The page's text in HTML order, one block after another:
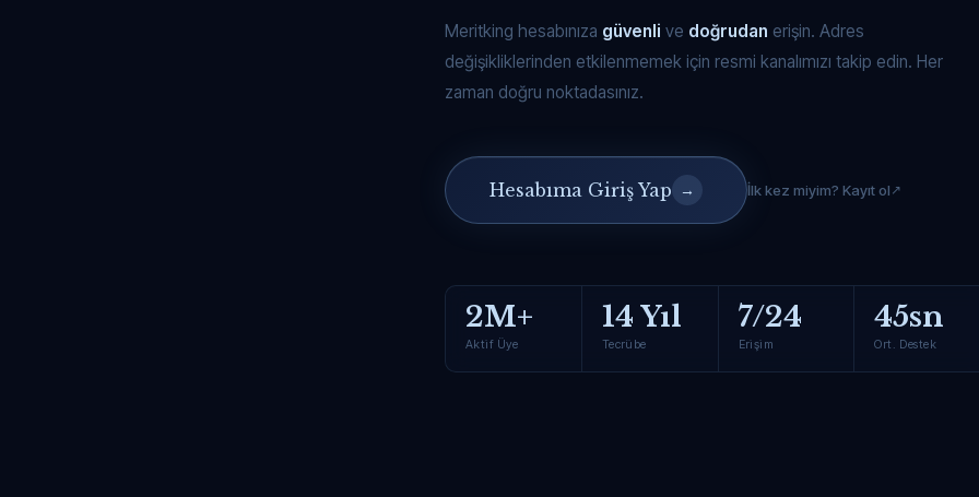
Meritking hesabınıza güvenli ve doğrudan erişin. Adres
değişikliklerinden etkilenmemek için resmi kanalımızı takip edin. Her
zaman doğru noktadasınız.
Hesabıma Giriş Yap → İlk kez miyim? Kayıt ol
2M+
Aktif Üye
14 Yıl
Tecrübe
7/24
Erişim
45sn
Ort. Destek